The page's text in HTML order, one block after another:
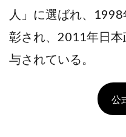
人」に選ばれ、
彰され、2011年日
与されている。
公